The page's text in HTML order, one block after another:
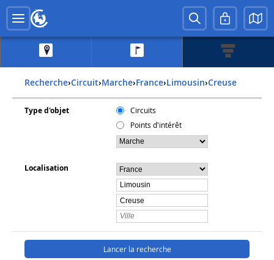
Recherche› Circuit› Marche› france› limousin› creuse
Type d'objet
Circuits
Points d'intérêt
Localisation